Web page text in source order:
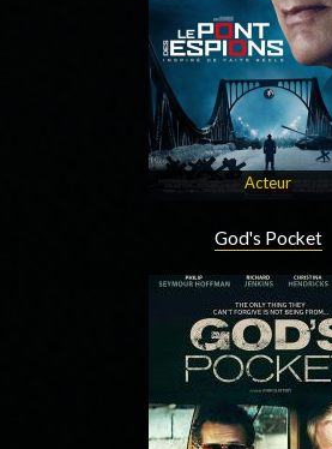
Acteur
God's Pocket